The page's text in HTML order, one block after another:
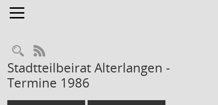
Toggle navigation
Rechercheauswahl
RSS-Feed
Stadtteilbeirat Alterlangen -
Termine 1986